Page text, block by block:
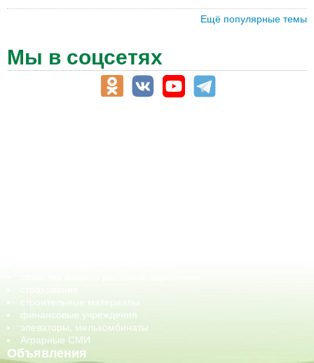
Ещё популярные темы
Мы в соцсетях
строительные материалы
финансовые учреждения
элеваторы, мелькомбинаты
Аграрные СМИ
Объявления